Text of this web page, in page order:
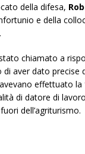
della difesa,
e della
chiamato a
aver dato
effettuato
di datore di
dell’agriturismo.